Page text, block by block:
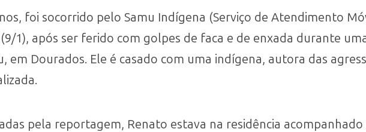
foi socorrido pelo Samu Indígena (Serviço de Atendimento
1), após ser ferido com golpes de faca e de enxada durante
em Dourados. Ele é casado com uma indígena, autora das
pela reportagem, Renato estava na residência